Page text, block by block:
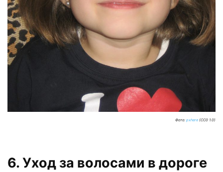
Фото: pxhere (CC0 1.0)
6. Уход за волосами в дороге